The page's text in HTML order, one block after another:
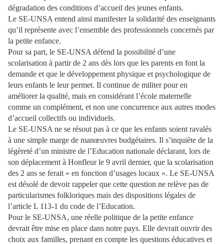
dégradation des conditions d’accueil des jeunes enfants.
Le SE-UNSA entend ainsi manifester la solidarité des enseignants
qu’il représente avec l’ensemble des professionnels concernés par
la petite enfance.
Pour sa part, le SE-UNSA défend la possibilité d’une
scolarisation à partir de 2 ans dès lors que les parents en font la
demande et que le développement physique et psychologique de
leurs enfants le leur permet. Il continue de militer pour en
améliorer la qualité, mais en considérant l’école maternelle
comme un complément, et non une concurrence aux autres modes
d’accueil collectifs ou individuels.
Le SE-UNSA ne se résout pas à ce que les enfants soient ravalés
à une simple marge de manœuvres budgétaires. Il s’inquiète de la
légèreté d’un ministre de l’Education nationale déclarant, lors de
son déplacement à Honfleur le 9 avril dernier, que la scolarisation
des 2 ans se ferait « en fonction d’usages locaux ». Le SE-UNSA
est désolé de devoir rappeler que cette question ne relève pas de
particularismes folkloriques mais des dispositions légales de
l’article L 113-1 du code de l’Education.
Pour le SE-UNSA, une réelle politique de la petite enfance
devrait être mise en place dans notre pays. Elle devrait ouvrir des
choix aux familles, prenant en compte les questions éducatives et